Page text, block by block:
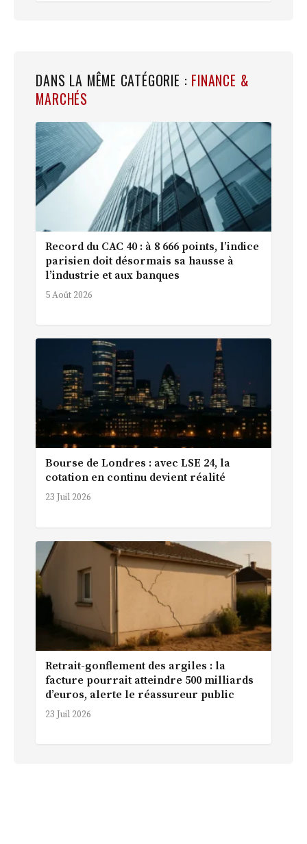
DANS LA MÊME CATÉGORIE : FINANCE &
MARCHÉS
Record du CAC 40 : à 8 666 points, l’indice
parisien doit désormais sa hausse à
l’industrie et aux banques
5 Août 2026
Bourse de Londres : avec LSE 24, la
cotation en continu devient réalité
23 Juil 2026
Retrait-gonflement des argiles : la
facture pourrait atteindre 500 milliards
d’euros, alerte le réassureur public
23 Juil 2026